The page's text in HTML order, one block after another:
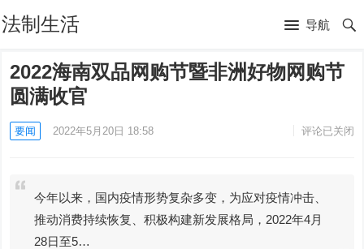
法制生活 导航
2022海南双品网购节暨非洲好物网购节
圆满收官
要闻 2022年5月20日 18:58 评论已关闭
今年以来，国内疫情形势复杂多变，为应对疫情冲击、
推动消费持续恢复、积极构建新发展格局，2022年4月
28日至5…